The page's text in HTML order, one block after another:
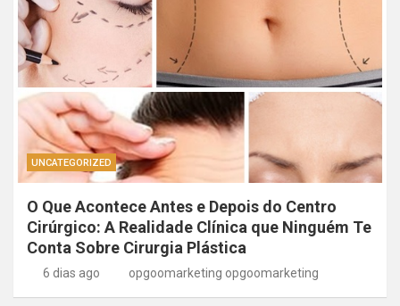
UNCATEGORIZED
O Que Acontece Antes e Depois do Centro
Cirúrgico: A Realidade Clínica que Ninguém Te
Conta Sobre Cirurgia Plástica
6 dias ago opgoomarketing opgoomarketing